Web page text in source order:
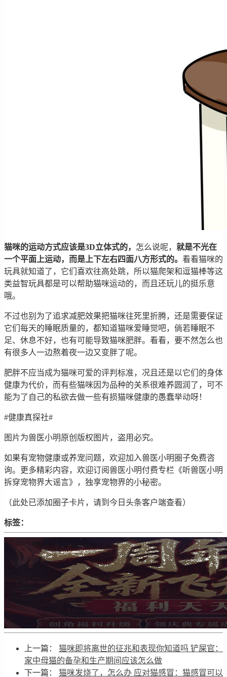
猫咪的运动方式应该是3D立体式的， 怎么说呢， 就是不光在
一个平面上运动，而是上下左右四面八方形式的。 看看猫咪的
玩具就知道了，它们喜欢往高处跳，所以猫爬架和逗猫棒等这
类益智玩具都是可以帮助猫咪运动的，而且还玩儿的挺乐意
哦。
不过也别为了追求减肥效果把猫咪往死里折腾，还是需要保证
它们每天的睡眠质量的，都知道猫咪爱睡觉吧，倘若睡眠不
足、休息不好，也有可能导致猫咪肥胖。看看，要不然怎么也
有很多人一边熬着夜一边又变胖了呢。
肥胖不应当成为猫咪可爱的评判标准，况且还是以它们的身体
健康为代价，而有些猫咪因为品种的关系很难养圆润了，可不
能为了自己的私欲去做一些有损猫咪健康的愚蠢举动呀！
#健康真探社#
图片为兽医小明原创版权图片，盗用必究。
如果有宠物健康或养宠问题，欢迎加入兽医小明圈子免费咨
询。更多精彩内容，欢迎订阅兽医小明付费专栏《听兽医小明
拆穿宠物界大谣言》，独享宠物界的小秘密。
（此处已添加圈子卡片，请到今日头条客户端查看）
标签：
上一篇： 猫咪即将离世的征兆和表现你知道吗 铲屎官：
家中母猫的备孕和生产期间应该怎么做
下一篇： 猫咪发烧了，怎么办 应对猫感冒：猫感冒可以